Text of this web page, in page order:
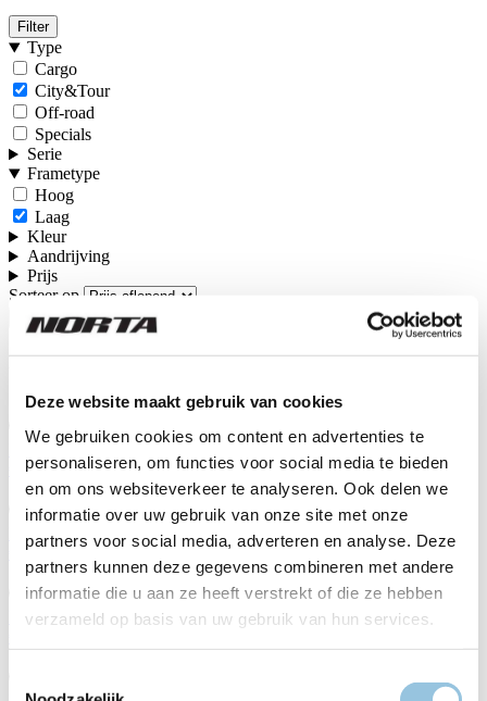
Deze website maakt gebruik van cookies
We gebruiken cookies om content en advertenties te
personaliseren, om functies voor social media te bieden
en om ons websiteverkeer te analyseren. Ook delen we
informatie over uw gebruik van onze site met onze
partners voor social media, adverteren en analyse. Deze
partners kunnen deze gegevens combineren met andere
informatie die u aan ze heeft verstrekt of die ze hebben
verzameld op basis van uw gebruik van hun services.
Filter
Type
Cargo
City&Tour
Off-road
Specials
Serie
Frametype
Hoog
Laag
Kleur
Aandrijving
Prijs
Sorteer op
Wis alle filters
De Norta fietsen
B-5050 MY26
€ 5.799,00
B-5040 MY26
€ 5.299,00
B-5010 MY26